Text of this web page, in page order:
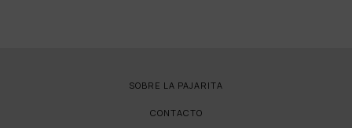
SOBRE LA PAJARITA
CONTACTO